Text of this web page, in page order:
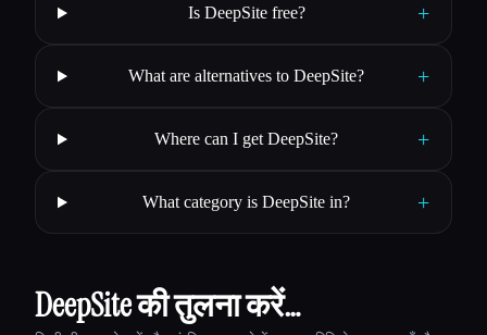
Is DeepSite free? +
What are alternatives to DeepSite? +
Where can I get DeepSite? +
What category is DeepSite in? +
DeepSite की तुलना करें…